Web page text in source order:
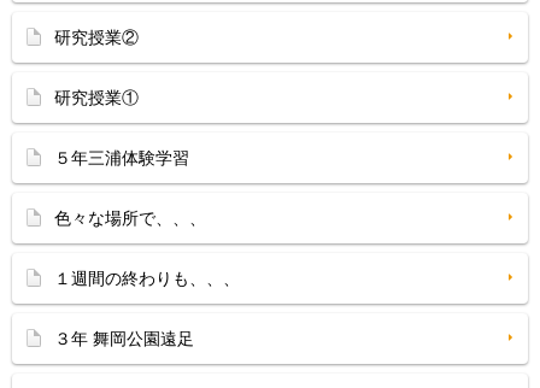
研究授業②
研究授業①
５年三浦体験学習
色々な場所で、、、
１週間の終わりも、、、
３年 舞岡公園遠足